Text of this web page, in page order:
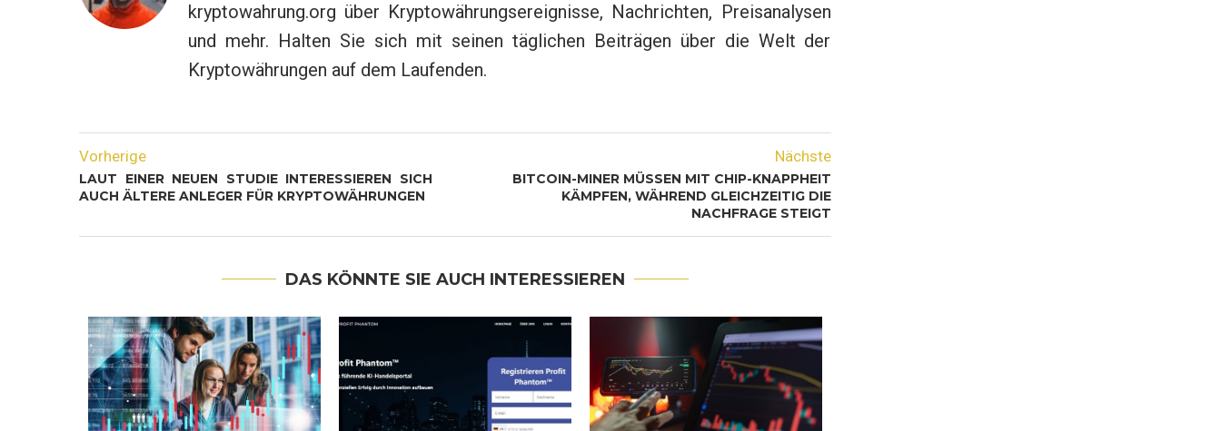
kryptowahrung.org über Kryptowährungsereignisse, Nachrichten, Preisanalysen
und mehr. Halten Sie sich mit seinen täglichen Beiträgen über die Welt der
Kryptowährungen auf dem Laufenden.
Vorherige
LAUT EINER NEUEN STUDIE INTERESSIEREN SICH
AUCH ÄLTERE ANLEGER FÜR KRYPTOWÄHRUNGEN
Nächste
BITCOIN-MINER MÜSSEN MIT CHIP-KNAPPHEIT
KÄMPFEN, WÄHREND GLEICHZEITIG DIE
NACHFRAGE STEIGT
DAS KÖNNTE SIE AUCH INTERESSIEREN